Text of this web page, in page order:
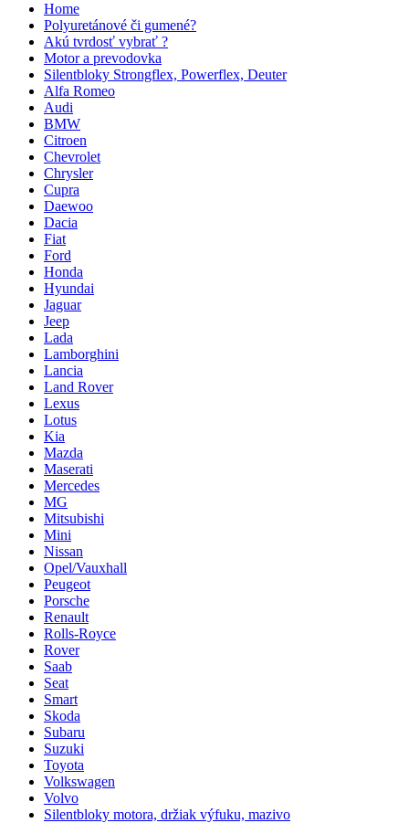
Home
Polyuretánové či gumené?
Akú tvrdosť vybrať ?
Motor a prevodovka
Silentbloky Strongflex, Powerflex, Deuter
Alfa Romeo
Audi
BMW
Citroen
Chevrolet
Chrysler
Cupra
Daewoo
Dacia
Fiat
Ford
Honda
Hyundai
Jaguar
Jeep
Lada
Lamborghini
Lancia
Land Rover
Lexus
Lotus
Kia
Mazda
Maserati
Mercedes
MG
Mitsubishi
Mini
Nissan
Opel/Vauxhall
Peugeot
Porsche
Renault
Rolls-Royce
Rover
Saab
Seat
Smart
Skoda
Subaru
Suzuki
Toyota
Volkswagen
Volvo
Silentbloky motora, držiak výfuku, mazivo